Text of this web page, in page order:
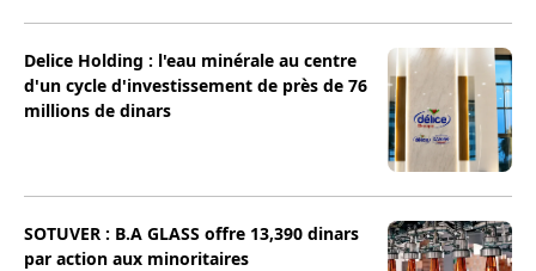
Delice Holding : l'eau minérale au centre
d'un cycle d'investissement de près de 76
millions de dinars
SOTUVER : B.A GLASS offre 13,390 dinars
par action aux minoritaires